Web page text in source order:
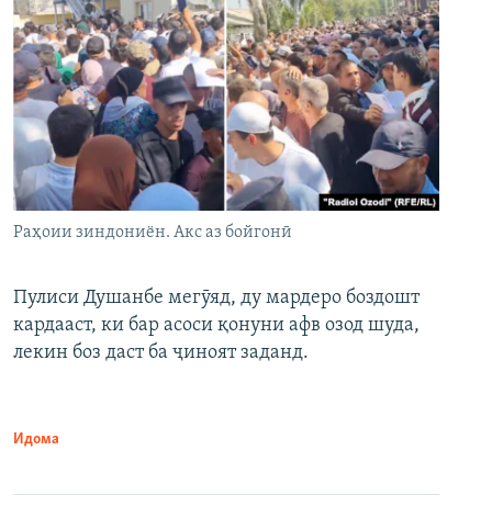
Раҳоии зиндониён. Акс аз бойгонӣ
Пулиси Душанбе мегӯяд, ду мардеро боздошт
кардааст, ки бар асоси қонуни афв озод шуда,
лекин боз даст ба ҷиноят заданд.
Идома